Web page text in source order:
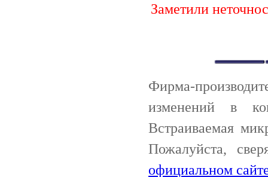
Заметили
Фирма-
изменений в
Встраиваемая
Пожалуйста,
официальном